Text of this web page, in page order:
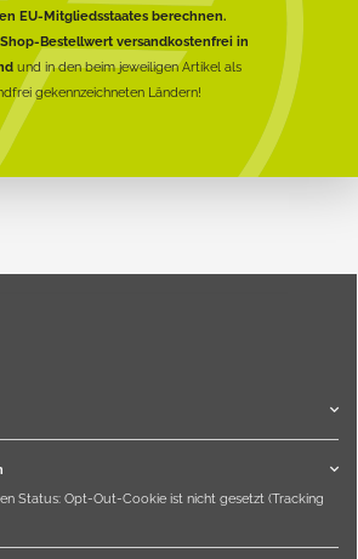
EU-Mitgliedsstaates berechnen.
Bestellwert versandkostenfrei in
und in den beim jeweiligen Artikel als
gekennzeichneten Ländern!
Status: Opt-Out-Cookie ist nicht gesetzt (Tracking